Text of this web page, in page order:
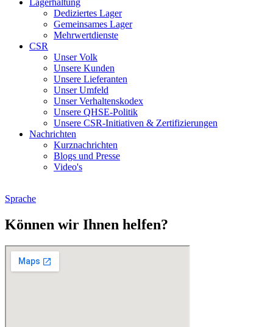
Lagerhaltung
Dediziertes Lager
Gemeinsames Lager
Mehrwertdienste
CSR
Unser Volk
Unsere Kunden
Unsere Lieferanten
Unser Umfeld
Unser Verhaltenskodex
Unsere QHSE-Politik
Unsere CSR-Initiativen & Zertifizierungen
Nachrichten
Kurznachrichten
Blogs und Presse
Video's
Sprache
Können wir Ihnen helfen?